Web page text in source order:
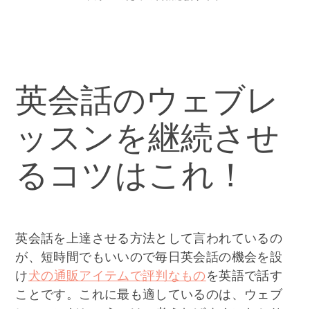
英会話のウェブレ
ッスンを継続させ
るコツはこれ！
英会話を上達させる方法として言われているの
が、短時間でもいいので毎日英会話の機会を設
け犬の通販アイテムで評判なもの を英語で話す
ことです。これに最も適しているのは、ウェブ